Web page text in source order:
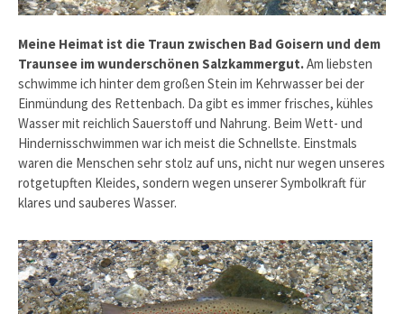
Meine Heimat ist die Traun zwischen Bad Goisern und dem
Traunsee im wunderschönen Salzkammergut.Am liebsten
schwimme ich hinter dem großen Stein im Kehrwasser bei der
Einmündung des Rettenbach. Da gibt es immer frisches, kühles
Wasser mit reichlich Sauerstoff und Nahrung. Beim Wett- und
Hindernisschwimmen war ich meist die Schnellste. Einstmals
waren die Menschen sehr stolz auf uns, nicht nur wegen unseres
rotgetupften Kleides, sondern wegen unserer Symbolkraft für
klares und sauberes Wasser.